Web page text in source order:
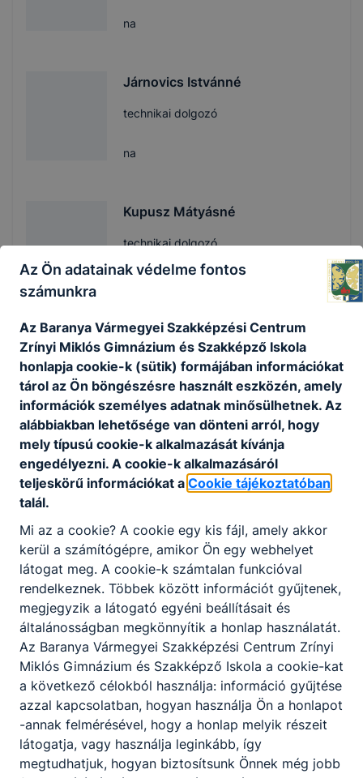
na
Járnovics Istvánné
technikai dolgozó
na
Kupusz Mátyásné
technikai dolgozó
László Ferencné
technikai dolgozó
na
Meszinger Márta
na
Poholák Szilvia
portás
na
Adminisztráció
Az Ön adatainak védelme fontos
számunkra
Az Baranya Vármegyei Szakképzési Centrum
Zrínyi Miklós Gimnázium és Szakképző Iskola
honlapja cookie-k (sütik) formájában információkat
tárol az Ön böngészésre használt eszközén, amely
információk személyes adatnak minősülhetnek. Az
alábbiakban lehetősége van dönteni arról, hogy
mely típusú cookie-k alkalmazását kívánja
engedélyezni. A cookie-k alkalmazásáról
teljeskörű információkat a Cookie tájékoztatóban
talál.
Mi az a cookie? A cookie egy kis fájl, amely akkor
kerül a számítógépre, amikor Ön egy webhelyet
látogat meg. A cookie-k számtalan funkcióval
rendelkeznek. Többek között információt gyűjtenek,
megjegyzik a látogató egyéni beállításait és
általánosságban megkönnyítik a honlap használatát.
Az Baranya Vármegyei Szakképzési Centrum Zrínyi
Miklós Gimnázium és Szakképző Iskola a cookie-kat
a következő célokból használja: információ gyűjtése
azzal kapcsolatban, hogyan használja Ön a honlapot
-annak felmérésével, hogy a honlap melyik részeit
látogatja, vagy használja leginkább, így
megtudhatjuk, hogyan biztosítsunk Önnek még jobb